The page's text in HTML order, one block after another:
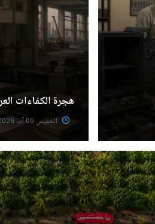
هجرة الكفاءات
الخميس 06 آب 2026